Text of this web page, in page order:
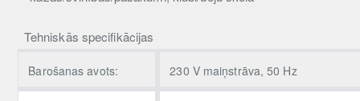
Tehniskās specifikācijas
Barošanas avots: 230 V maiņstrāva, 50 Hz